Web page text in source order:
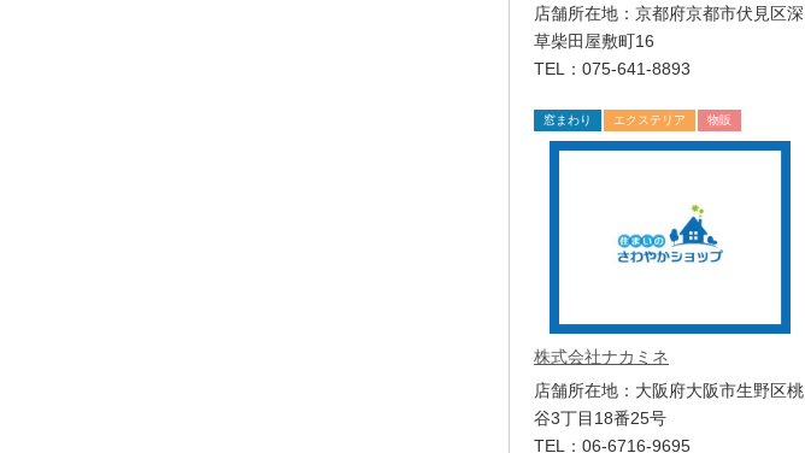
店舗所在地：京都府京都市伏見区深
草柴田屋敷町16
TEL：075-641-8893
窓まわり エクステリア 物販
株式会社ナカミネ
店舗所在地：大阪府大阪市生野区桃
谷3丁目18番25号
TEL：06-6716-9695